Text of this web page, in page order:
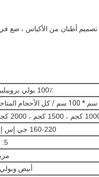
أطنان من الأكياس ، ضع في
100٪ بولي بروبيلين
160-220 جي إس إم
5: 1
أبيض وبولي